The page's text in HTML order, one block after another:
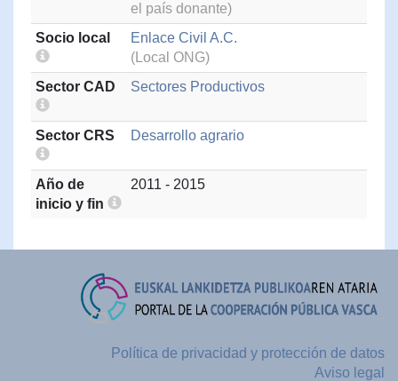
el país donante)
Socio local
Enlace Civil A.C.
(Local ONG)
Sector CAD
Sectores Productivos
Sector CRS Desarrollo agrario
Año de
inicio y fin
2011 - 2015
Política de privacidad y protección de datos
Aviso legal